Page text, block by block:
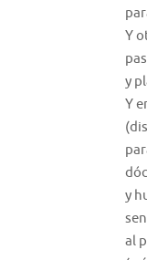
Y
y
Y
y
al